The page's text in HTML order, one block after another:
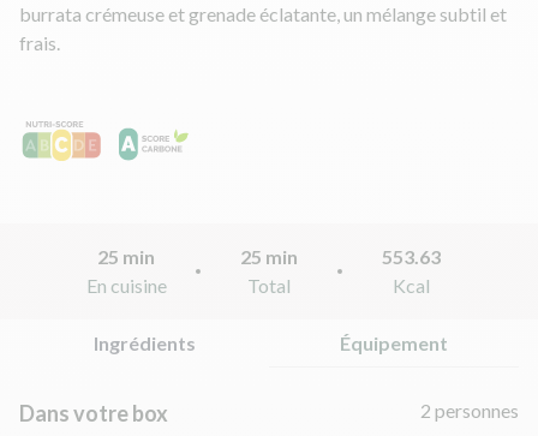
burrata crémeuse et grenade éclatante, un mélange subtil et
frais.
25 min
En cuisine
25 min
Total
553.63
Kcal
Ingrédients Équipement
Dans votre box
2 personnes